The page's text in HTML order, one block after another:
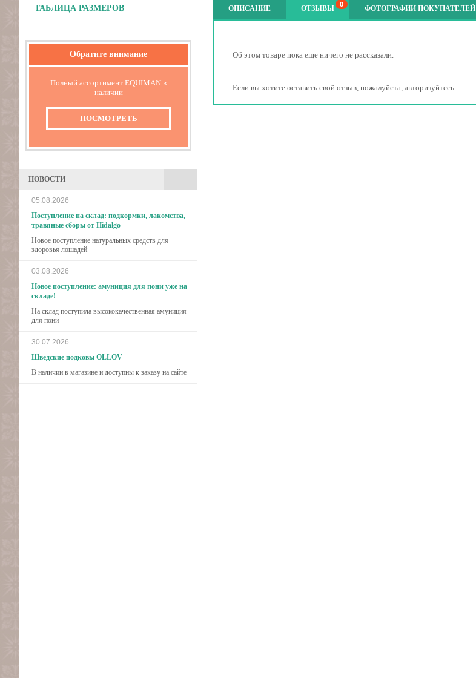
ТАБЛИЦА РАЗМЕРОВ
Обратите внимание
Полный ассортимент EQUIMAN в
наличии
ПОСМОТРЕТЬ
НОВОСТИ
05.08.2026
Поступление на склад: подкормки, лакомства,
травяные сборы от Hidalgo
Новое поступление натуральных средств для
здоровья лошадей
03.08.2026
Новое поступление: амуниция для пони уже на
складе!
На склад поступила высококачественная амуниция
для пони
30.07.2026
Шведские подковы OLLOV
В наличии в магазине и доступны к заказу на сайте
ОПИСАНИЕ ОТЗЫВЫ 0 ФОТОГРАФИИ ПОКУПАТЕЛЕЙ
Об этом товаре пока еще ничего не рассказали.
Если вы хотите оставить свой отзыв, пожалуйста, авторизуйтесь.